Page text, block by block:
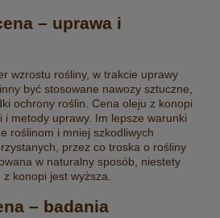
– uprawa i
wzrostu rośliny, w trakcie uprawy
być stosowane nawozy sztuczne,
ochrony roślin. Cena oleju z konopi
i metody uprawy. Im lepsze warunki
roślinom i mniej szkodliwych
przez co troska o rośliny
w naturalny sposób, niestety
konopi jest wyższa.
– badania